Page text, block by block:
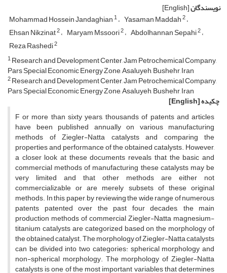
نویسندگان[English]
Mohammad Hossein Jandaghian1 Yasaman Maddah2
Ehsan Nikzinat2 Maryam Mssoori2 Abdolhannan Sepahi2
Reza Rashedi2
1Research and Development Center, Jam Petrochemical Company,
Pars Special Economic Energy Zone, Asaluyeh, Bushehr, Iran
2Research and Development Center, Jam Petrochemical Company,
Pars Special Economic Energy Zone, Asaluyeh, Bushehr, Iran
چکیده[English]
F or more than sixty years, thousands of patents and articles
have been published annually on various manufacturing
methods of Ziegler-Natta catalysts and comparing the
properties and performance of the obtained catalysts. However,
a closer look at these documents reveals that the basic and
commercial methods of manufacturing these catalysts may be
very limited and that other methods are either not
commercializable or are merely subsets of these original
methods. In this paper, by reviewing the wide range of numerous
patents patented over the past four decades, the main
production methods of commercial Ziegler-Natta magnesium-
titanium catalysts are categorized based on the morphology of
the obtained catalyst. The morphology of Ziegler-Natta catalysts
can be divided into two categories: spherical morphology and
non-spherical morphology. The morphology of Ziegler-Natta
catalysts is one of the most important variables that determines